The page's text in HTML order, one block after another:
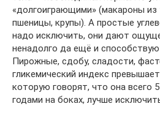
«долгоиграющими» (макароны из
пшеницы, крупы). А простые
надо исключить, они дают
ненадолго да ещё и
Пирожные, сдобу, сладости,
гликемический индекс
которую говорят, что она всего
годами на боках, лучше